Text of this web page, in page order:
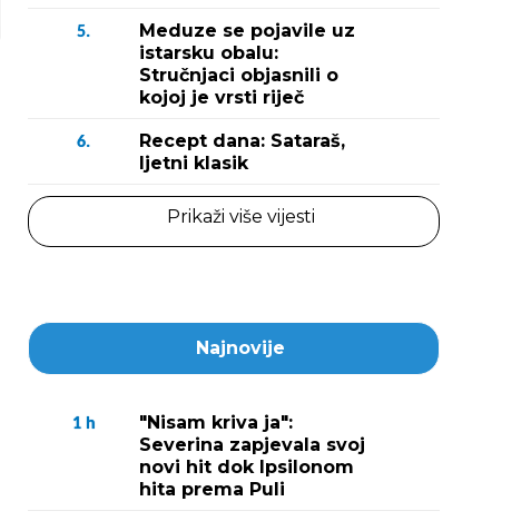
5.
Meduze se pojavile uz
istarsku obalu:
Stručnjaci objasnili o
kojoj je vrsti riječ
6.
Recept dana: Sataraš,
ljetni klasik
Prikaži više vijesti
Najnovije
1 h
"Nisam kriva ja":
Severina zapjevala svoj
novi hit dok Ipsilonom
hita prema Puli